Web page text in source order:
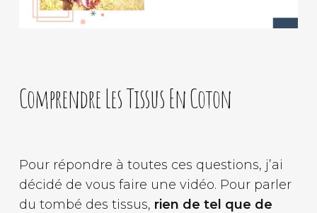
Comprendre Les Tissus En Coton
Pour répondre à toutes ces questions, j’ai
décidé de vous faire une vidéo. Pour parler
du tombé des tissus, rien de tel que de